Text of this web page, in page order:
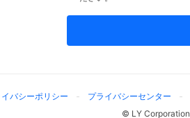
バシーポリシー プライバシーセンター
© LY Corporation